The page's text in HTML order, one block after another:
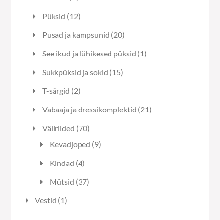
Püksid 1212
Pusad ja kampsunid 2020
toodet
Seelikud ja lühikesed püksid 11
Sukkpüksid ja sokid 1515
T-särgid 22
Vabaaja ja dressikomplektid 2121
Väliriided 7070
toodet
Kevadjoped 99
Kindad 44
Mütsid 3737
Vestid 11